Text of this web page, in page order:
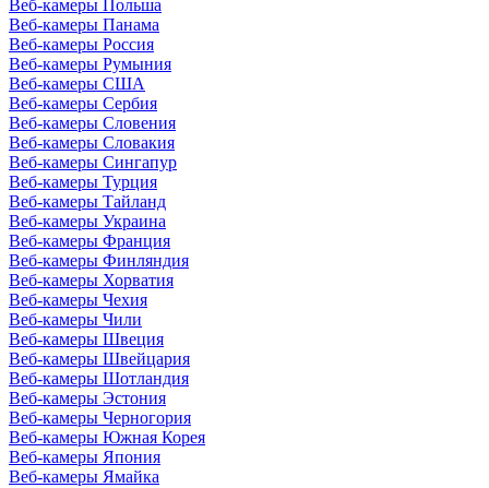
Веб-камеры Польша
Веб-камеры Панама
Веб-камеры Россия
Веб-камеры Румыния
Веб-камеры США
Веб-камеры Сербия
Веб-камеры Словения
Веб-камеры Словакия
Веб-камеры Сингапур
Веб-камеры Турция
Веб-камеры Тайланд
Веб-камеры Украина
Веб-камеры Франция
Веб-камеры Финляндия
Веб-камеры Хорватия
Веб-камеры Чехия
Веб-камеры Чили
Веб-камеры Швеция
Веб-камеры Швейцария
Веб-камеры Шотландия
Веб-камеры Эстония
Веб-камеры Черногория
Веб-камеры Южная Корея
Веб-камеры Япония
Веб-камеры Ямайка